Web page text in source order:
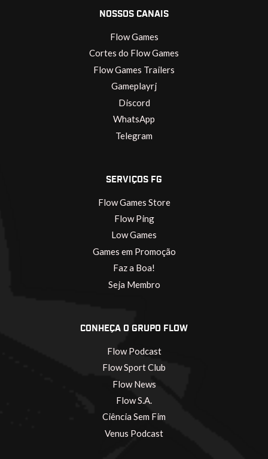
NOSSOS CANAIS
Flow Games
Cortes do Flow Games
Flow Games Trailers
Gameplayrj
Discord
WhatsApp
Telegram
SERVIÇOS FG
Flow Games Store
Flow Ping
Low Games
Games em Promoção
Faz a Boa!
Seja Membro
CONHEÇA O GRUPO FLOW
Flow Podcast
Flow Sport Club
Flow News
Flow S.A.
Ciência Sem Fim
Venus Podcast